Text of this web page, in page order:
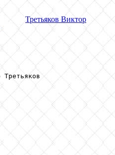
Третьяков Виктор
Третьяков